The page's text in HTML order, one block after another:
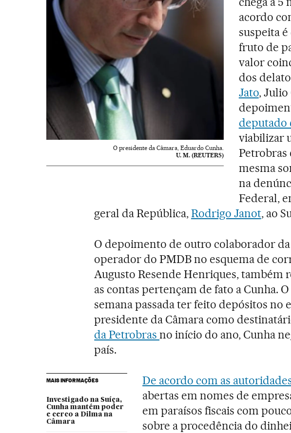
O presidente da Câmara, Eduardo Cunha.
U. M. (REUTERS)
acordo
suspeita
fruto de
valor
dos
Jato, Julio
deputado
viabilizar
Petrobras
mesma
na
Federal,
geral da República,Rodrigo Janot, ao
O depoimento de outro colaborador da
operador do PMDB no esquema de
Augusto Resende Henriques, também
as contas pertençam de fato a Cunha.
semana passada ter feito depósitos no
presidente da Câmara como
da Petrobrasno início do ano, Cunha
país.
MAIS INFORMAÇÕES
Investigado na Suíça,
Cunha mantém poder
e cerco a Dilma na
Câmara
De acordo com as
abertas em nomes de
em paraísos fiscais com
sobre a procedência do